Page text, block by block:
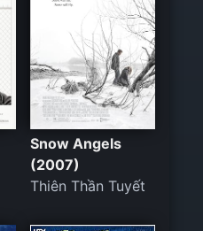
Snow Angels
(2007)
Thiên Thần Tuyết